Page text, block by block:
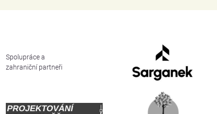
Spolupráce a
zahraniční partneři